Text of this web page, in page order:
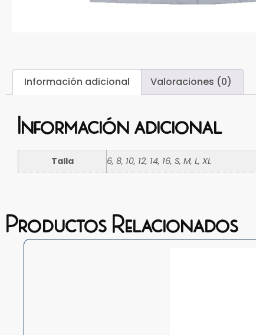
Información adicional Valoraciones (0)
Información adicional
Talla 6, 8, 10, 12, 14, 16, S, M, L, XL
Productos Relacionados